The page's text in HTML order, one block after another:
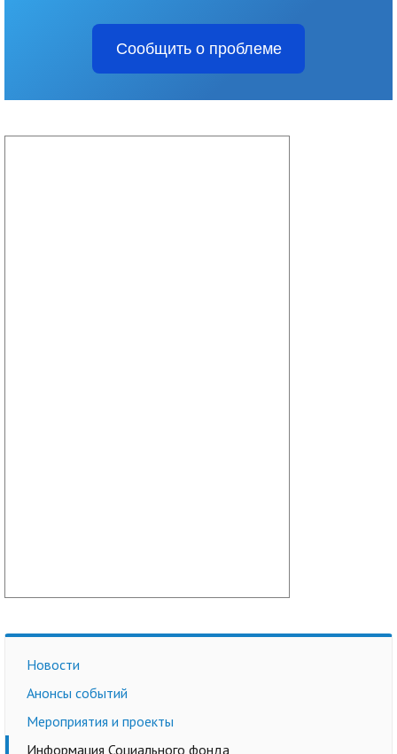
Сообщить о проблеме
Новости
Анонсы событий
Мероприятия и проекты
Информация Социального фонда